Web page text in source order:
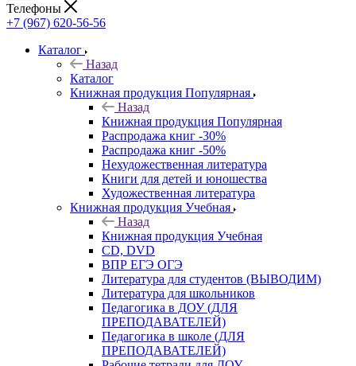
Телефоны
+7 (967) 620-56-56
Каталог
Назад
Каталог
Книжная продукция Популярная
Назад
Книжная продукция Популярная
Распродажа книг -30%
Распродажа книг -50%
Нехудожественная литература
Книги для детей и юношества
Художественная литература
Книжная продукция Учебная
Назад
Книжная продукция Учебная
CD, DVD
ВПР ЕГЭ ОГЭ
Литература для студентов (ВЫВОДИМ)
Литература для школьников
Педагогика в ДОУ (ДЛЯ
ПРЕПОДАВАТЕЛЕЙ)
Педагогика в школе (ДЛЯ
ПРЕПОДАВАТЕЛЕЙ)